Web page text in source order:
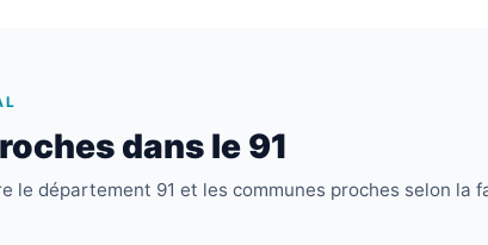
dans le 91
le département 91 et les communes proches selon